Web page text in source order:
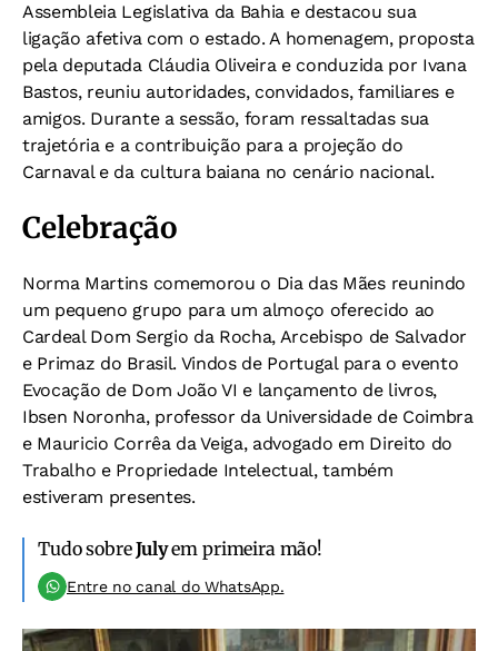
Assembleia Legislativa da Bahia e destacou sua
ligação afetiva com o estado. A homenagem, proposta
pela deputada Cláudia Oliveira e conduzida por Ivana
Bastos, reuniu autoridades, convidados, familiares e
amigos. Durante a sessão, foram ressaltadas sua
trajetória e a contribuição para a projeção do
Carnaval e da cultura baiana no cenário nacional.
Celebração
Norma Martins comemorou o Dia das Mães reunindo
um pequeno grupo para um almoço oferecido ao
Cardeal Dom Sergio da Rocha, Arcebispo de Salvador
e Primaz do Brasil. Vindos de Portugal para o evento
Evocação de Dom João VI e lançamento de livros,
Ibsen Noronha, professor da Universidade de Coimbra
e Mauricio Corrêa da Veiga, advogado em Direito do
Trabalho e Propriedade Intelectual, também
estiveram presentes.
Tudo sobreJulyem primeira mão!
Entre no canal do WhatsApp.